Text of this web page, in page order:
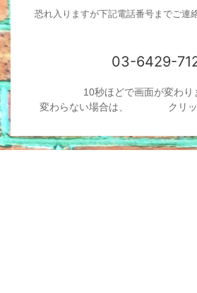
恐れ入りますが下記電話番号までご連
03-6429-
10秒ほどで画面が変わり
変わらない場合は、
クリ